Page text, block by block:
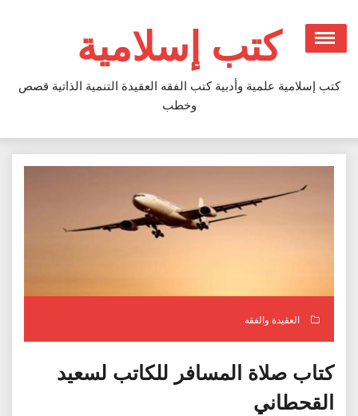
content
كتب إسلامية
كتب إسلامية علمية وأدبية كتب الفقه العقيدة التنمية الذاتية قصص
وخطب
العقيدة والفقه
كتاب صلاة المسافر للكاتب لسعيد
القحطاني